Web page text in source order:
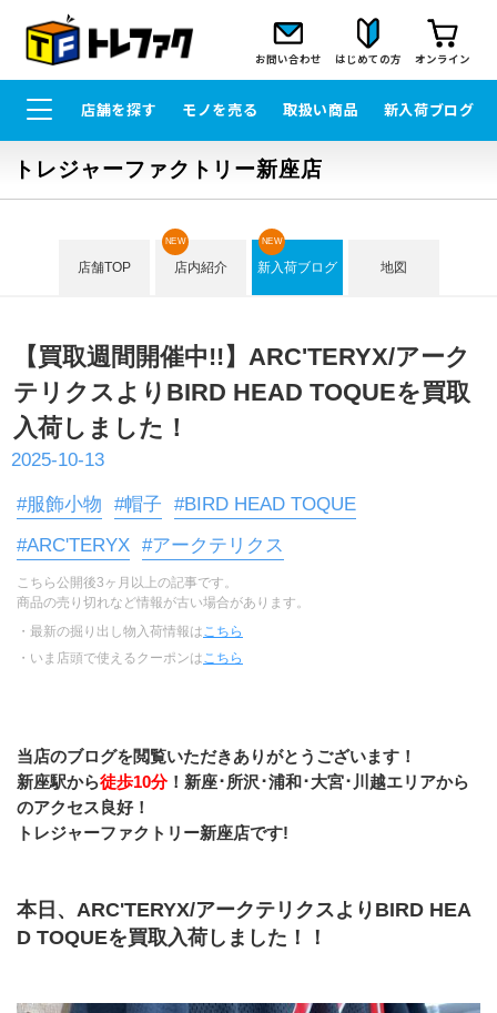
お問い合わせ はじめての方 オンライン
店舗を探す モノを売る 取扱い商品 新入荷ブログ
トレジャーファクトリー新座店
店舗TOP 店内紹介
NEW
新入荷ブログ
NEW
地図
【買取週間開催中!!】ARC'TERYX/アーク
テリクスよりBIRD HEAD TOQUEを買取
入荷しました！
2025-10-13
#服飾小物 #帽子
#BIRD HEAD TOQUE
#ARC'TERYX #アークテリクス
こちら公開後3ヶ月以上の記事です。
商品の売り切れなど情報が古い場合があります。
・最新の掘り出し物入荷情報は こちら
・いま店頭で使えるクーポンは こちら
当店のブログを閲覧いただきありがとうございます！
新座駅から徒歩10分！新座･所沢･浦和･大宮･川越エリアから
のアクセス良好！
トレジャーファクトリー新座店です!
本日、ARC'TERYX/アークテリクスよりBIRD HEA
D TOQUEを買取入荷しました！！